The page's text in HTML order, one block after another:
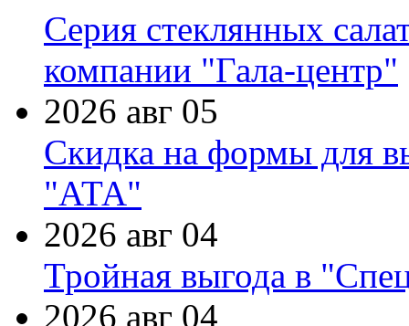
Серия стеклянных
компании "Гала-центр"
2026 авг 05
Скидка на формы для
"АТА"
2026 авг 04
Тройная выгода в
2026 авг 04